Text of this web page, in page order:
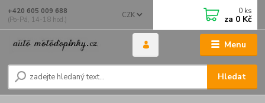
Menu
CZK
Hledat
+420 605 009 688
(Po-Pá, 14-18 hod.)
0 ks
za 0 Kč